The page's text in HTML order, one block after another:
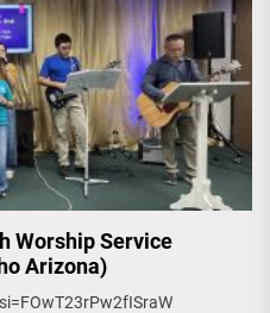
Worship Service
Arizona)